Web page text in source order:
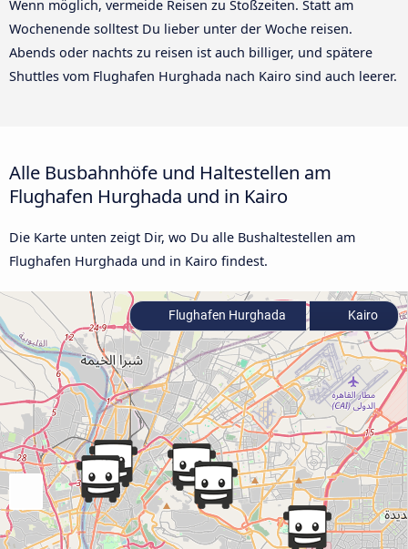
Wenn möglich, vermeide Reisen zu Stoßzeiten. Statt am
Wochenende solltest Du lieber unter der Woche reisen.
Abends oder nachts zu reisen ist auch billiger, und spätere
Shuttles vom Flughafen Hurghada nach Kairo sind auch leerer.
Alle Busbahnhöfe und Haltestellen am
Flughafen Hurghada und in Kairo
Die Karte unten zeigt Dir, wo Du alle Bushaltestellen am
Flughafen Hurghada und in Kairo findest.
Flughafen Hurghada Kairo